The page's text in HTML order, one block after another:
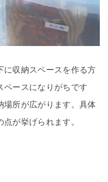
に収納スペースを作る方
ペースになりがちです
場所が広がります。具体
が挙げられます。